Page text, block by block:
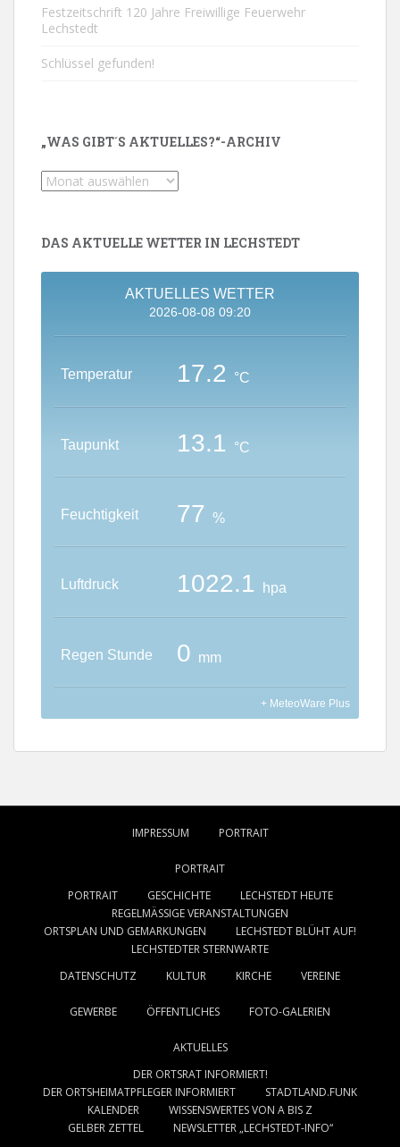
Festzeitschrift 120 Jahre Freiwillige Feuerwehr
Lechstedt
Schlüssel gefunden!
„WAS GIBT´S AKTUELLES?“-ARCHIV
„Was
Aktuelles?“-
DAS AKTUELLE WETTER IN LECHSTEDT
IMPRESSUM PORTRAIT
PORTRAIT
PORTRAIT
GESCHICHTE
LECHSTEDT HEUTE
REGELMÄSSIGE VERANSTALTUNGEN
ORTSPLAN UND GEMARKUNGEN
LECHSTEDT BLÜHT AUF!
LECHSTEDTER STERNWARTE
DATENSCHUTZ
KULTUR KIRCHE VEREINE
GEWERBE ÖFFENTLICHES FOTO-GALERIEN
AKTUELLES
DER ORTSRAT INFORMIERT!
DER ORTSHEIMATPFLEGER INFORMIERT
STADTLAND.FUNK
KALENDER
WISSENSWERTES VON A BIS Z
GELBER ZETTEL
NEWSLETTER „LECHSTEDT-INFO“